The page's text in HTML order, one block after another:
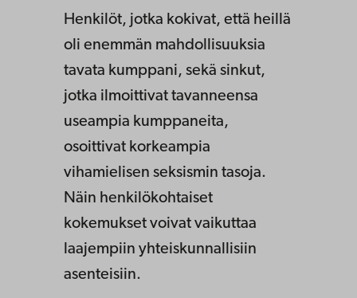
Henkilöt, jotka kokivat, että heillä
oli enemmän mahdollisuuksia
tavata kumppani, sekä sinkut,
jotka ilmoittivat tavanneensa
useampia kumppaneita,
osoittivat korkeampia
vihamielisen seksismin tasoja.
Näin henkilökohtaiset
kokemukset voivat vaikuttaa
laajempiin yhteiskunnallisiin
asenteisiin.